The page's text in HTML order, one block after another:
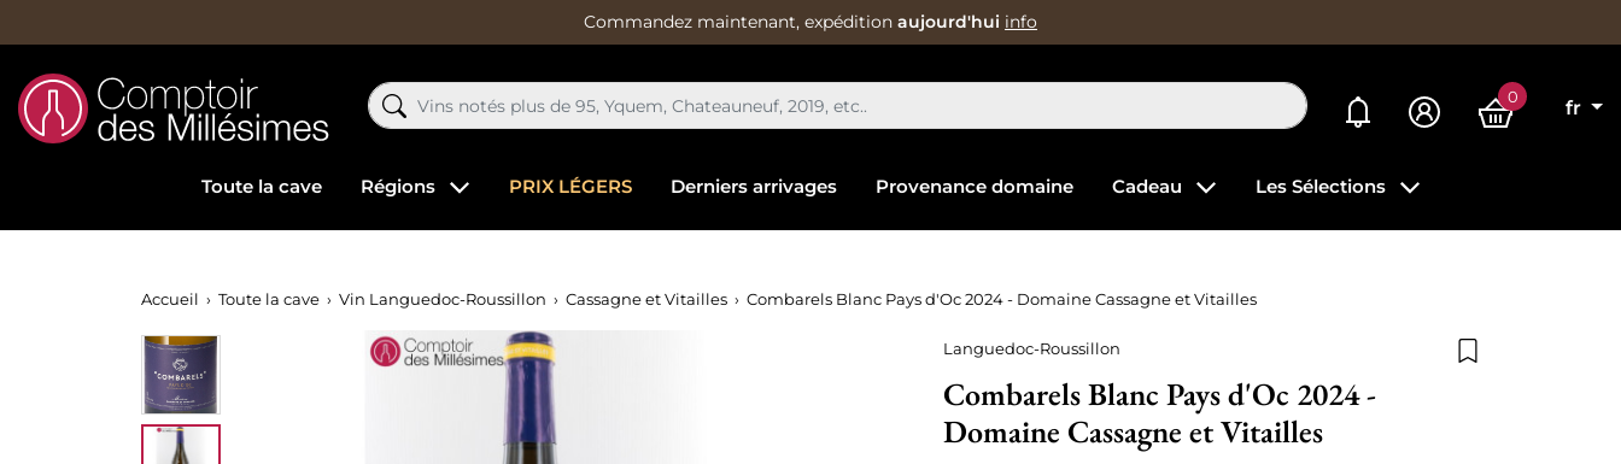
Commandez maintenant, expédition aujourd'hui info
Mes alertes 0
fr
Toute la cave Régions PRIX LÉGERS Derniers arrivages Provenance domaine Cadeau Les Sélections
Accueil Toute la cave Vin Languedoc-Roussillon Cassagne et Vitailles Combarels Blanc Pays d'Oc 2024 - Domaine Cassagne et Vitailles
Languedoc-Roussillon
Combarels Blanc Pays d'Oc 2024 -
Domaine Cassagne et Vitailles